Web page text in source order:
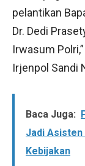
pelantikan
Dr. Dedi
Irwasum
Irjenpol Sandi
Baca Juga:
Jadi Asisten
Kebijakan